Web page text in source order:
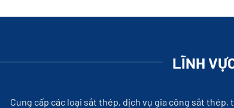
LĨNH
Cung cấp các loại sắt thép, dịch vụ gia công sắt